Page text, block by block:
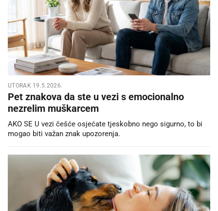
UTORAK 19.5.2026.
Pet znakova da ste u vezi s emocionalno
nezrelim muškarcem
AKO SE U vezi češće osjećate tjeskobno nego sigurno, to bi
mogao biti važan znak upozorenja.